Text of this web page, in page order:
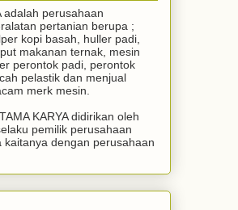
adalah perusahaan
pertanian berupa ;
kopi basah, huller padi,
makanan ternak, mesin
perontok padi, perontok
pelastik dan menjual
merk mesin.
KARYA didirikan oleh
pemilik perusahaan
kaitanya dengan perusahaan